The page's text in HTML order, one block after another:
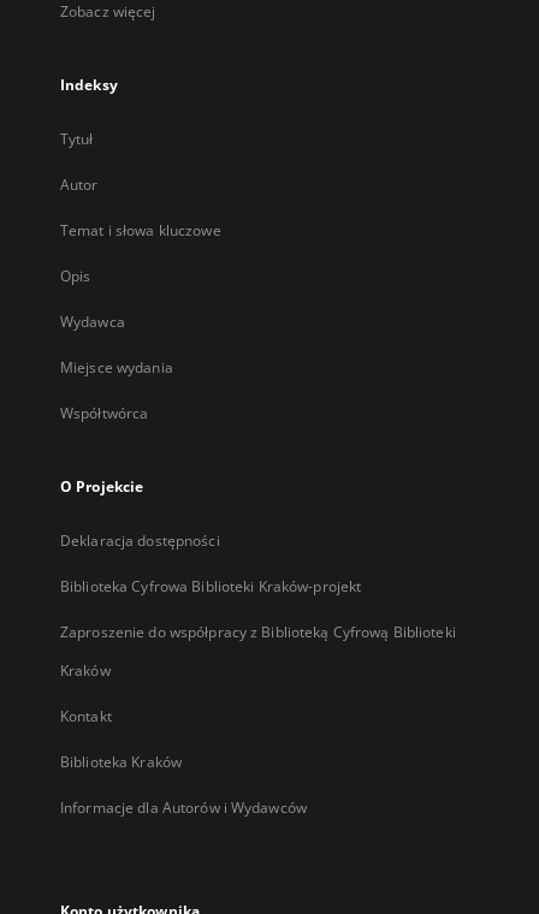
Zobacz więcej
Indeksy
Tytuł
Autor
Temat i słowa kluczowe
Opis
Wydawca
Miejsce wydania
Współtwórca
O Projekcie
Deklaracja dostępności
Biblioteka Cyfrowa Biblioteki Kraków-projekt
Zaproszenie do współpracy z Biblioteką Cyfrową Biblioteki
Kraków
Kontakt
Biblioteka Kraków
Informacje dla Autorów i Wydawców